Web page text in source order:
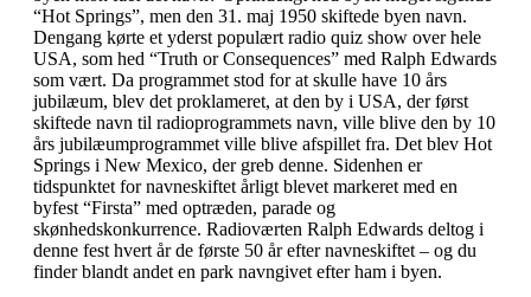
“Hot Springs”, men den 31. maj 1950 skiftede byen navn.
Dengang kørte et yderst populært radio quiz show over hele
USA, som hed “Truth or Consequences” med Ralph Edwards
som vært. Da programmet stod for at skulle have 10 års
jubilæum, blev det proklameret, at den by i USA, der først
skiftede navn til radioprogrammets navn, ville blive den by 10
års jubilæumprogrammet ville blive afspillet fra. Det blev Hot
Springs i New Mexico, der greb denne. Sidenhen er
tidspunktet for navneskiftet årligt blevet markeret med en
byfest “Firsta” med optræden, parade og
skønhedskonkurrence. Radioværten Ralph Edwards deltog i
denne fest hvert år de første 50 år efter navneskiftet – og du
finder blandt andet en park navngivet efter ham i byen.